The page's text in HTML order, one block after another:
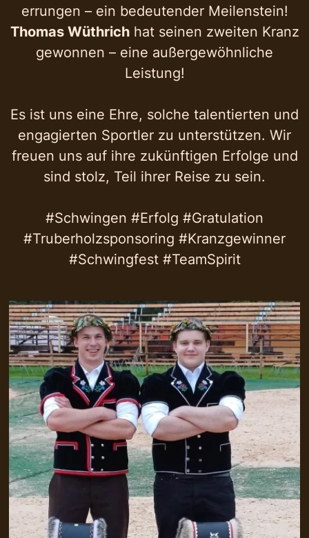
errungen – ein bedeutender Meilenstein!
Thomas Wüthrichhat seinen zweiten Kranz
gewonnen – eine außergewöhnliche
Leistung!
Es ist uns eine Ehre, solche talentierten und
engagierten Sportler zu unterstützen. Wir
freuen uns auf ihre zukünftigen Erfolge und
sind stolz, Teil ihrer Reise zu sein.
#Schwingen #Erfolg #Gratulation
#Truberholzsponsoring #Kranzgewinner
#Schwingfest #TeamSpirit